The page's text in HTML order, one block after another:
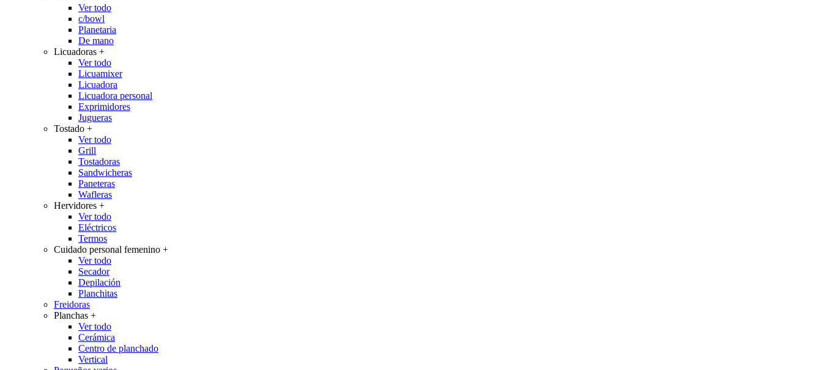
Ver todo
c/bowl
Planetaria
De mano
Licuadoras +
Ver todo
Licuamixer
Licuadora
Licuadora personal
Exprimidores
Jugueras
Tostado +
Ver todo
Grill
Tostadoras
Sandwicheras
Paneteras
Wafleras
Hervidores +
Ver todo
Eléctricos
Termos
Cuidado personal femenino +
Ver todo
Secador
Depilación
Planchitas
Freidoras
Planchas +
Ver todo
Cerámica
Centro de planchado
Vertical